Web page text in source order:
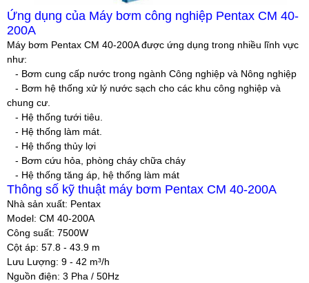
Ứng dụng của Máy bơm công nghiệp Pentax CM 40-
200A
Máy bơm Pentax CM 40-200A được ứng dụng trong nhiều lĩnh vực
như:
- Bơm cung cấp nước trong ngành Công nghiệp và Nông nghiệp
- Bơm hệ thống xử lý nước sạch cho các khu công nghiệp và
chung cư.
- Hệ thống tưới tiêu.
- Hệ thống làm mát.
- Hệ thống thủy lợi
- Bơm cứu hỏa, phòng cháy chữa cháy
- Hệ thống tăng áp, hệ thống làm mát
Thông số kỹ thuật máy bơm Pentax CM 40-200A
Nhà sản xuất: Pentax
Model: CM 40-200A
Công suất: 7500W
Cột áp: 57.8 - 43.9 m
Lưu Lượng: 9 - 42 m³/h
Nguồn điện: 3 Pha / 50Hz